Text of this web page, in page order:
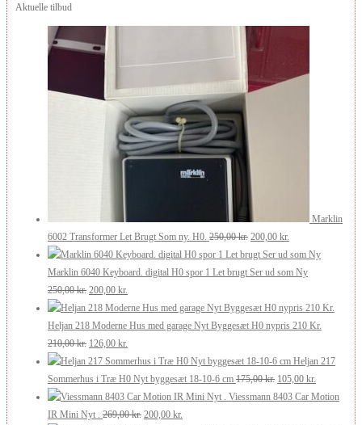
Aktuelle tilbud
Marklin
6002 Transformer Let Brugt Som ny. H0. 250,00kr. Den
oprindelige
pris
250,00 kr..
200,00 kr.
aktuelle
pris
200,00 kr..
Marklin 6040 Keyboard. digital H0 spor 1 Let brugt Ser ud som Ny
250,00kr. Den
oprindelige
pris
var:
250,00 kr..
200,00 kr.
aktuelle
pris
200,00 kr..
Heljan 218 Moderne Hus med garage Nyt Byggesæt H0 nypris 210 Kr.
210,00kr. Den
oprindelige
pris
var:
210,00 kr..
126,00 kr.
aktuelle
pris
er:
126,00 kr..
Heljan 217
Sommerhus i Træ H0 Nyt byggesæt 18-10-6 cm 175,00kr. Den
oprindelige
105,00 kr.
aktuelle
Viessmann 8403 Car Motion
IR Mini Nyt . 269,00kr. Den
200,00 kr.